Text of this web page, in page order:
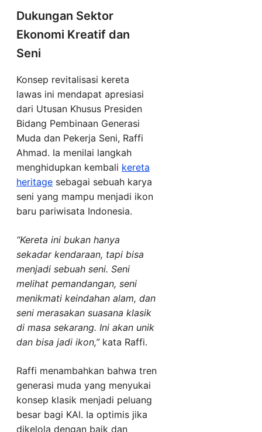
Dukungan Sektor
Ekonomi Kreatif dan
Seni
Konsep revitalisasi kereta
lawas ini mendapat apresiasi
dari Utusan Khusus Presiden
Bidang Pembinaan Generasi
Muda dan Pekerja Seni, Raffi
Ahmad. Ia menilai langkah
menghidupkan kembali kereta
heritage sebagai sebuah karya
seni yang mampu menjadi ikon
baru pariwisata Indonesia.
“Kereta ini bukan hanya
sekadar kendaraan, tapi bisa
menjadi sebuah seni. Seni
melihat pemandangan, seni
menikmati keindahan alam, dan
seni merasakan suasana klasik
di masa sekarang. Ini akan unik
dan bisa jadi ikon,”kata Raffi.
Raffi menambahkan bahwa tren
generasi muda yang menyukai
konsep klasik menjadi peluang
besar bagi KAI. Ia optimis jika
dikelola dengan baik dan